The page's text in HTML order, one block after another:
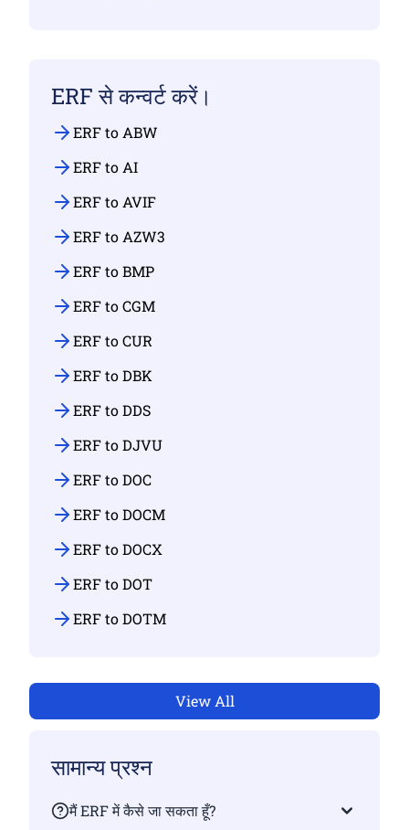
ERF से कन्वर्ट करें।
ERF to ABW
ERF to AI
ERF to AVIF
ERF to AZW3
ERF to BMP
ERF to CGM
ERF to CUR
ERF to DBK
ERF to DDS
ERF to DJVU
ERF to DOC
ERF to DOCM
ERF to DOCX
ERF to DOT
ERF to DOTM
View All
सामान्य प्रश्न
मैं ERF में कैसे जा सकता हूँ?